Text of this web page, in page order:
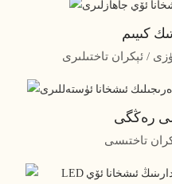
كىيىم
/ ئېكران تاختىلىرى
رەڭگى
تاختىسى